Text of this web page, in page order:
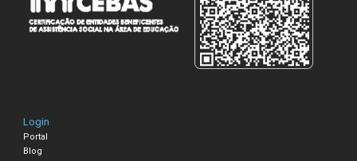
Login
Portal
Blog